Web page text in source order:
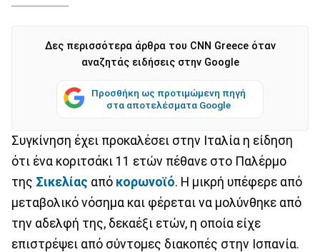
Δες περισσότερα άρθρα του CNN Greece όταν
αναζητάς ειδήσεις στην Google
Προσθήκη ως προτιμώμενη πηγή
στα αποτελέσματα Google
Συγκίνηση έχει προκαλέσει στην Ιταλία η είδηση
ότι ένα κοριτσάκι 11 ετών πέθανε στο Παλέρμο
της Σικελίας από κορωνοϊό. Η μικρή υπέφερε από
μεταβολικό νόσημα και φέρεται να μολύνθηκε από
την αδελφή της, δεκαέξι ετών, η οποία είχε
επιστρέψει από σύντομες διακοπές στην Ισπανία.